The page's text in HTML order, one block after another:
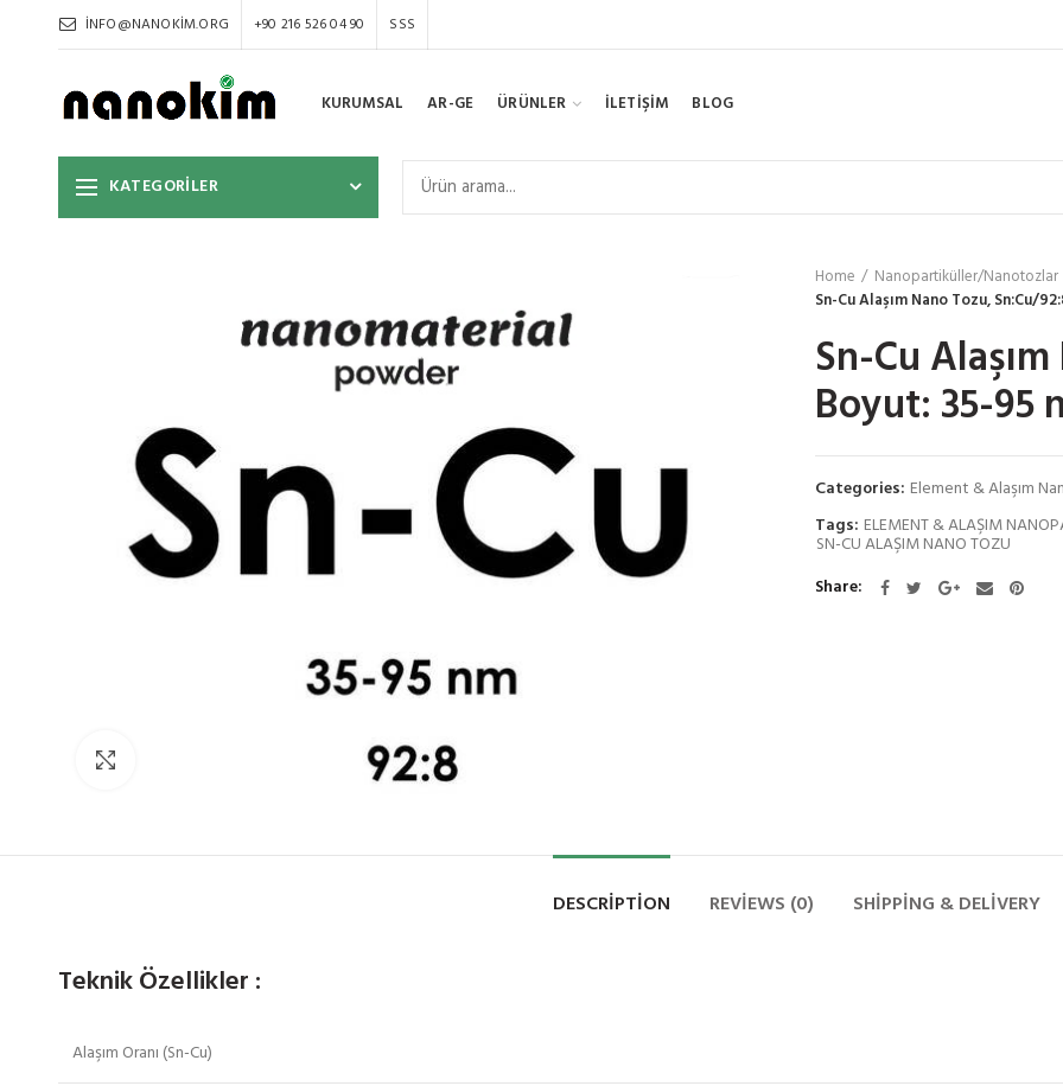
INFO@NANOKIM.ORG +90 216 526 04 90 SSS
KURUMSAL AR-GE ÜRÜNLER İLETİŞİM BLOG
KATEGORİLER
Home
Nanopartiküller/Nanotozlar
Sn-Cu Alaşım Nano Tozu, Sn:Cu/
Sn-Cu
Boyut: 35-95
Categories: Element & Alaşım
Tags: ELEMENT & ALAŞIM
SN-CU ALAŞIM NANO TOZU
Share
DESCRIPTION REVIEWS (0) SHIPPING & DELIVERY
Teknik Özellikler :
Alaşım Oranı (Sn-Cu)